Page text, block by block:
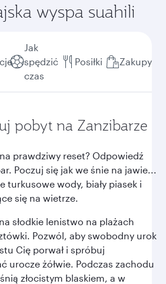
wyspa suahili
Jak
spędzić
czas
Posiłki Zakupy
pobyt na Zanzibarze
prawdziwy reset? Odpowiedź
Poczuj się jak we śnie na jawie...
turkusowe wody, biały piasek i
się na wietrze.
słodkie lenistwo na plażach
Pozwól, aby swobodny urok
Cię porwał i spróbuj
urocze żółwie. Podczas zachodu
złocistym blaskiem, a w